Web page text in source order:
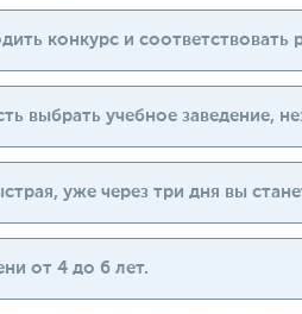
конкурс и соответствовать
выбрать учебное заведение,
уже через три дня вы
от 4 до 6 лет.